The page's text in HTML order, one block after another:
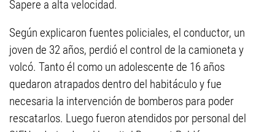
Sapere a alta velocidad.
Según explicaron fuentes policiales, el conductor, un
joven de 32 años, perdió el control de la camioneta y
volcó. Tanto él como un adolescente de 16 años
quedaron atrapados dentro del habitáculo y fue
necesaria la intervención de bomberos para poder
rescatarlos. Luego fueron atendidos por personal del